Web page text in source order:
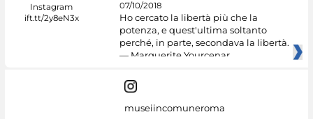
07/10/2018
Ho cercato la libertà più che la
potenza, e quest'ultima soltanto
perché, in parte, secondava la libertà.
— Marguerite Yourcenar
museiincomuneroma